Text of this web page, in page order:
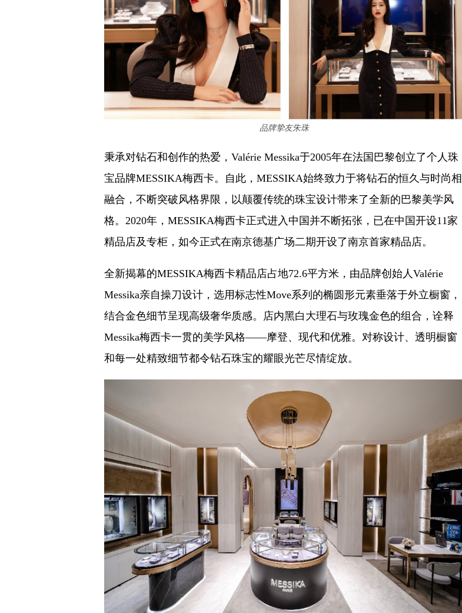
品牌挚友朱珠
秉承对钻石和创作的热爱，Valérie Messika于2005年在法国巴黎创立了个人珠
宝品牌MESSIKA梅西卡。自此，MESSIKA始终致力于将钻石的恒久与时尚相
融合，不断突破风格界限，以颠覆传统的珠宝设计带来了全新的巴黎美学风
格。2020年，MESSIKA梅西卡正式进入中国并不断拓张，已在中国开设11家
精品店及专柜，如今正式在南京德基广场二期开设了南京首家精品店。
全新揭幕的MESSIKA梅西卡精品店占地72.6平方米，由品牌创始人Valérie
Messika亲自操刀设计，选用标志性Move系列的椭圆形元素垂落于外立橱窗，
结合金色细节呈现高级奢华质感。店内黑白大理石与玫瑰金色的组合，诠释
Messika梅西卡一贯的美学风格——摩登、现代和优雅。对称设计、透明橱窗
和每一处精致细节都令钻石珠宝的耀眼光芒尽情绽放。